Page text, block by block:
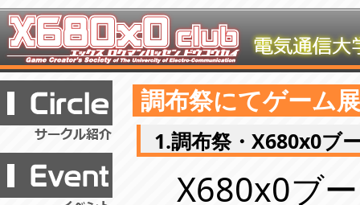
調布祭にてゲーム
1.調布祭・X680x0ブ
X680x0ブ